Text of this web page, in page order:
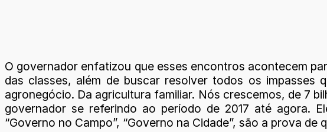
O governador enfatizou que esses encontros acontecem
das classes, além de buscar resolver todos os impasses
agronegócio. Da agricultura familiar. Nós crescemos, de 7
governador se referindo ao período de 2017 até agora.
“Governo no Campo”, “Governo na Cidade”, são a prova